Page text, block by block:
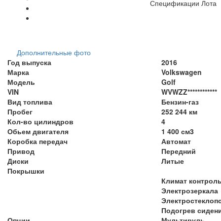
Дополнительные фото
Спецификации Лота
Год выпуска
2016
Марка
Volkswagen
Модель
Golf
VIN
WVWZZ************
Вид топлива
Бензин-газ
Пробег
252 244 км
Кол-во цилиндров
4
Обьем двигателя
1 400 см3
Коробка передач
Автомат
Привод
Передний
Диски
Литые
Покрышки
Климат контроль
Электрозеркала
Подогрев